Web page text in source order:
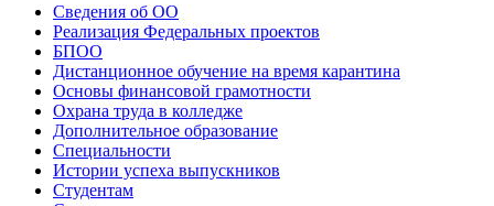
Сведения об ОО
Реализация Федеральных проектов
БПОО
Дистанционное обучение на время карантина
Основы финансовой грамотности
Охрана труда в колледже
Дополнительное образование
Специальности
Истории успеха выпускников
Студентам